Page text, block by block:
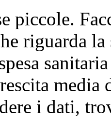
piccole.
riguarda
media
i dati,